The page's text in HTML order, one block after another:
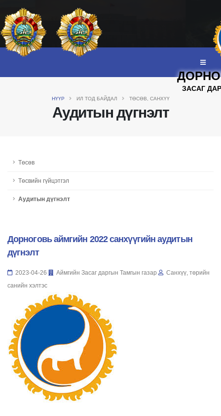
ЗАСАГ
НҮҮР ИЛ ТОД БАЙДАЛ ТӨСӨВ, САНХҮҮ
Аудитын дүгнэлт
Төсөв
Төсвийн гүйцэтгэл
Аудитын дүгнэлт
Дорноговь аймгийн 2022 санхүүгийн аудитын
дүгнэлт
2023-04-26 Аймгийн Засаг даргын Тамгын газар
Санхүү, төрийн
санийн хэлтэс